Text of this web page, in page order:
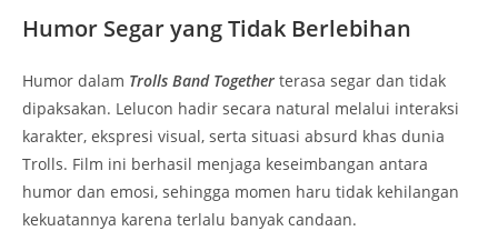
Humor Segar yang Tidak Berlebihan
Humor dalam Trolls Band Together terasa segar dan tidak
dipaksakan. Lelucon hadir secara natural melalui interaksi
karakter, ekspresi visual, serta situasi absurd khas dunia
Trolls. Film ini berhasil menjaga keseimbangan antara
humor dan emosi, sehingga momen haru tidak kehilangan
kekuatannya karena terlalu banyak candaan.